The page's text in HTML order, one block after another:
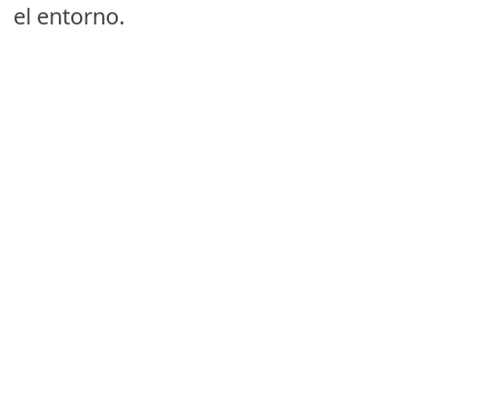
el entorno.